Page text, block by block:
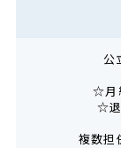
公
☆月
☆退
複数担